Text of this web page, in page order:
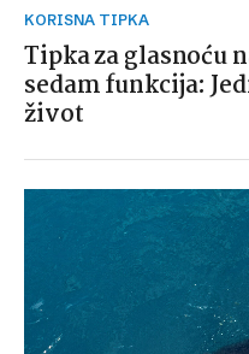
KORISNA TIPKA
Tipka za glasnoću
sedam funkcija:
život